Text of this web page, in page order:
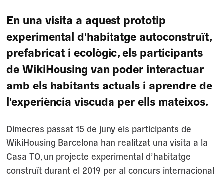
En una visita a aquest prototip
experimental d'habitatge autoconstruït,
prefabricat i ecològic, els participants
de WikiHousing van poder interactuar
amb els habitants actuals i aprendre de
l'experiència viscuda per ells mateixos.
Dimecres passat 15 de juny els participants de
WikiHousing Barcelona han realitzat una visita a la
Casa TO, un projecte experimental d’habitatge
construït durant el 2019 per al concurs internacional